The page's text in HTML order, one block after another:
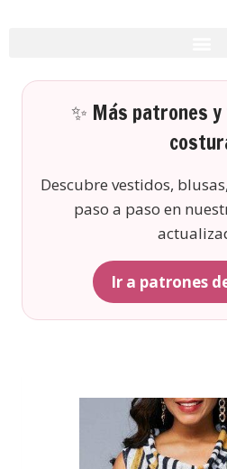
✨ Más patrones
Descubre vestidos,
paso a paso en
Ir a patrones